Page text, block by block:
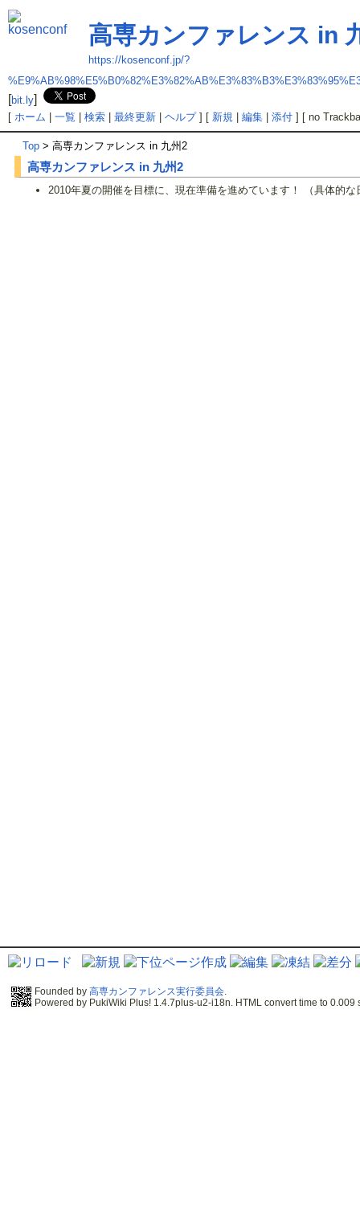
高専カンファレンス in
https://kosenconf.jp/?
[bit.ly]
[ ホーム 一覧 検索| 最終更新| ヘルプ] [ 新規| 編集| 添付] [ no
Top > 高専カンファレンス in 九州2
高専カンファレンス in 九州2
2010年夏の開催を目標に、現在準備を進めています！ （具体的
Founded by 高専カンファレンス実行委員会.
Powered by PukiWiki Plus! 1.4.7plus-u2-i18n. HTML convert time to 0.009